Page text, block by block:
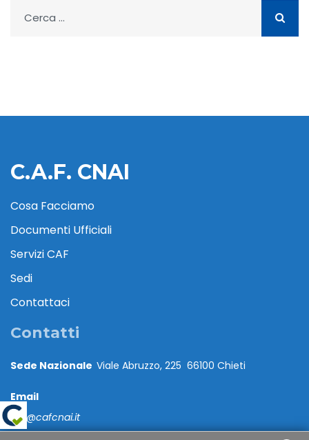
per:
C.A.F. CNAI
Cosa Facciamo
Documenti Ufficiali
Servizi CAF
Sedi
Contattaci
Contatti
Sede Nazionale Viale Abruzzo, 225 66100 Chieti
Email
caf@cafcnai.it